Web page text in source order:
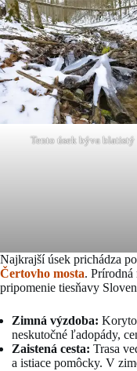
Tento úsek býva blatistý
Najkrajší úsek prichádza
Čertovho mosta. Prírodná
pripomenie tiesňavy
Zimná výzdoba:
neskutočné ľadopády,
Zaistená cesta: Trasa
a istiace pomôcky. V